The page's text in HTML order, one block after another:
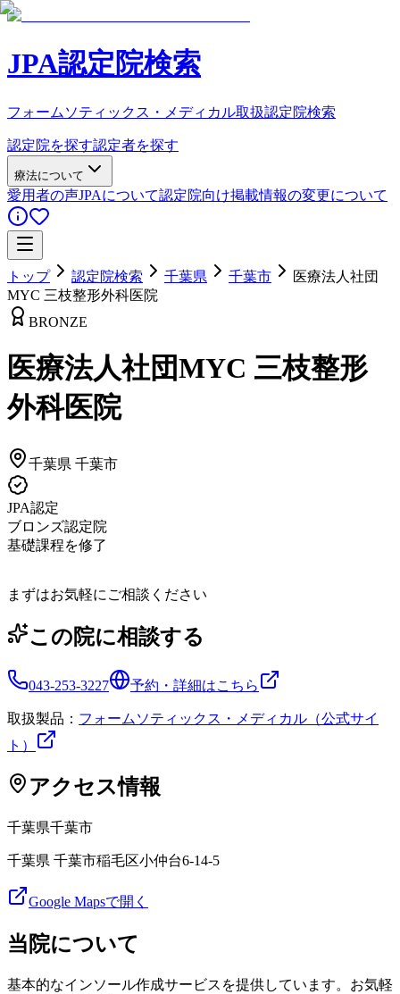
JPA認定院検索
フォームソティックス・メディカル取扱認定院検索
認定院を探す認定者を探す
療法について
愛用者の声JPAについて認定院向け掲載情報の変更について
トップ 認定院検索 千葉県 千葉市
医療法人社団
MYC 三枝整形外科医院
BRONZE
医療法人社団MYC 三枝整形
外科医院
千葉県 千葉市
JPA認定
ブロンズ認定院
基礎課程を修了
まずはお気軽にご相談ください
この院に相談する
043-253-3227 予約・詳細はこちら
取扱製品： フォームソティックス・メディカル（公式サイ
ト）
アクセス情報
千葉県千葉市
千葉県 千葉市稲毛区小仲台6-14-5
Google Mapsで開く
当院について
基本的なインソール作成サービスを提供しています。お気軽